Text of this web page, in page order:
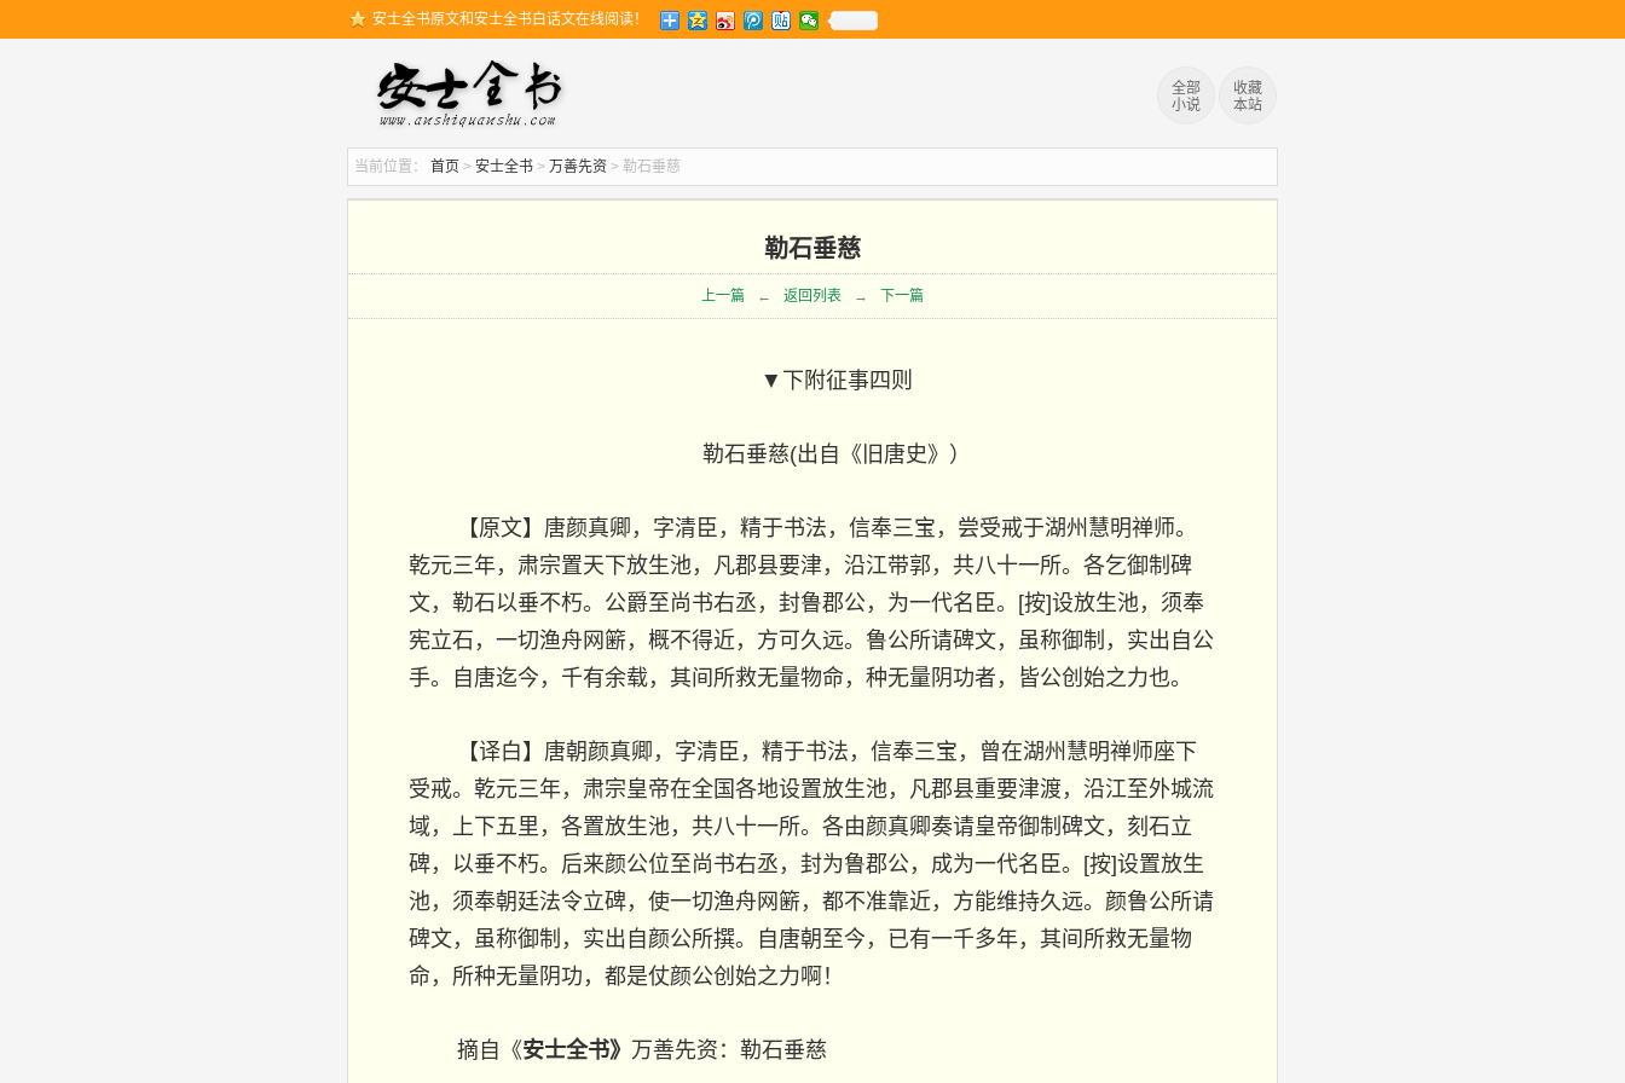
安士全书原文和安士全书白话文在线阅读！
全部
小说
收藏
本站
当前位置： 首页 > 安士全书 > 万善先资 > 勒石垂慈
勒石垂慈
上一篇 ← 返回列表 → 下一篇
▼下附征事四则
勒石垂慈(出自《旧唐史》）
【原文】唐颜真卿，字清臣，精于书法，信奉三宝，尝受戒于湖州慧明禅师。
乾元三年，肃宗置天下放生池，凡郡县要津，沿江带郭，共八十一所。各乞御制碑
文，勒石以垂不朽。公爵至尚书右丞，封鲁郡公，为一代名臣。 [按]设放生池，须奉
宪立石，一切渔舟网簖，概不得近，方可久远。鲁公所请碑文，虽称御制，实出自公
手。自唐迄今，千有余载，其间所救无量物命，种无量阴功者，皆公创始之力也。
【译白】唐朝颜真卿，字清臣，精于书法，信奉三宝，曾在湖州慧明禅师座下
受戒。乾元三年，肃宗皇帝在全国各地设置放生池，凡郡县重要津渡，沿江至外城流
域，上下五里，各置放生池，共八十一所。各由颜真卿奏请皇帝御制碑文，刻石立
碑，以垂不朽。后来颜公位至尚书右丞，封为鲁郡公，成为一代名臣。[按]设置放生
池，须奉朝廷法令立碑，使一切渔舟网簖，都不准靠近，方能维持久远。颜鲁公所请
碑文，虽称御制，实出自颜公所撰。自唐朝至今，已有一千多年，其间所救无量物
命，所种无量阴功，都是仗颜公创始之力啊！
摘自《安士全书》 万善先资： 勒石垂慈